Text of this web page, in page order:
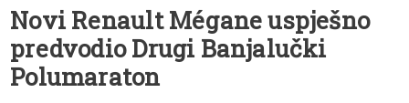
Novi Renault Mégane uspješno
predvodio Drugi Banjalučki
Polumaraton